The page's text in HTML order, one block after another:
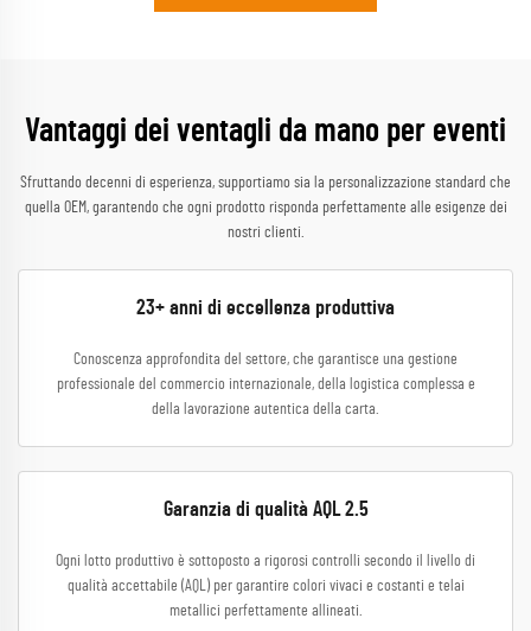
Vantaggi dei ventagli da mano per eventi
Sfruttando decenni di esperienza, supportiamo sia la personalizzazione standard che
quella OEM, garantendo che ogni prodotto risponda perfettamente alle esigenze dei
nostri clienti.
23+ anni di eccellenza produttiva
Conoscenza approfondita del settore, che garantisce una gestione
professionale del commercio internazionale, della logistica complessa e
della lavorazione autentica della carta.
Garanzia di qualità AQL 2.5
Ogni lotto produttivo è sottoposto a rigorosi controlli secondo il livello di
qualità accettabile (AQL) per garantire colori vivaci e costanti e telai
metallici perfettamente allineati.